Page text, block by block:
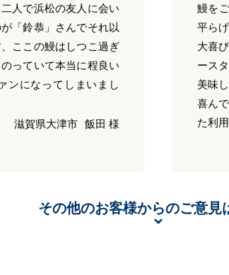
人で浜松の友人に会い
「鈴恭」さんでそれ以
ここの鰻はしつこ過ぎ
っていて本当に程良い
ンになってしまいまし
滋賀県大津市 飯田 様
鰻を
平ら
大喜
ース
美味
喜ん
た利
その他のお客様からのご意見